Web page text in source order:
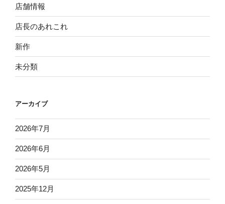
店舗情報
店長のあれこれ
新作
未分類
アーカイブ
2026年7月
2026年6月
2026年5月
2025年12月